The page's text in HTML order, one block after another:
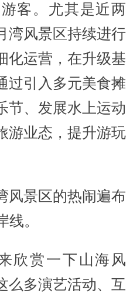
客。尤其是近两
湾风景区持续进行
化运营，在升级基
过引入多元美食摊
节、发展水上运动
游业态，提升游玩
景区的热闹遍布
线。
赏一下山海风
么多演艺活动、互